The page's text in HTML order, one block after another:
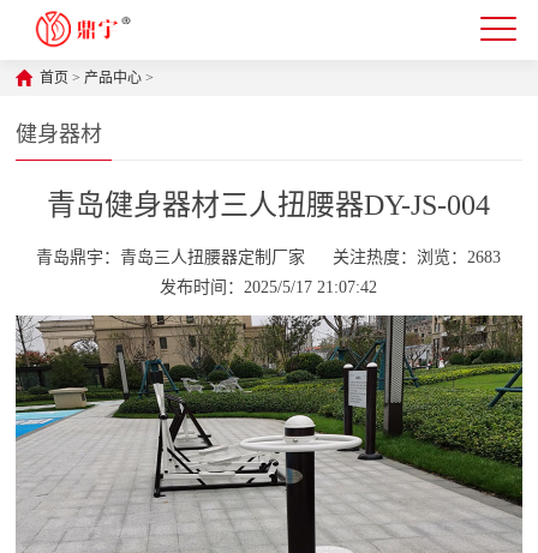
首页 >产品中心 >
健身器材
青岛健身器材三人扭腰器DY-JS-004
青岛鼎宇：青岛三人扭腰器定制厂家
关注热度：浏览：2683
发布时间：2025/5/17 21:07:42